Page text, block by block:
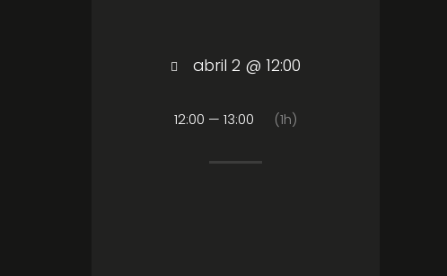
abril 2 @ 12:00
12:00 — 13:00 (1h)